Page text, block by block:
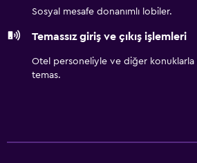
Melbourne, Block Arcade Melbourne
Sosyal mesafe donanımlı lobiler.
Temassız giriş ve çıkış işlemleri
Otel personeliyle ve diğer konuklarla
temas.